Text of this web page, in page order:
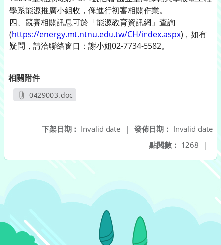
學系能源推廣小組收，俾進行初審相關作業。
四、競賽相關訊息可於「能源教育資訊網」查詢
(https://energy.mt.ntnu.edu.tw/CH/index.aspx)，如有
疑問，請洽聯絡窗口：謝小姐02-7734-5582。
相關附件
0429003.doc
發佈日期： Invalid date
下架日期： Invalid date
|
點閱數： 1268 |